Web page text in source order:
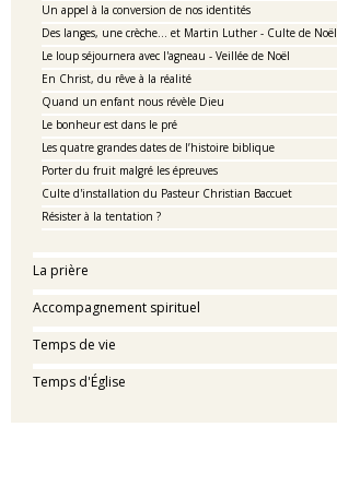
Un appel à la conversion de nos identités
Des langes, une crèche… et Martin Luther - Culte de Noël
Le loup séjournera avec l'agneau - Veillée de Noël
En Christ, du rêve à la réalité
Quand un enfant nous révèle Dieu
Le bonheur est dans le pré
Les quatre grandes dates de l’histoire biblique
Porter du fruit malgré les épreuves
Culte d'installation du Pasteur Christian Baccuet
Résister à la tentation ?
La prière
Accompagnement spirituel
Temps de vie
Temps d'Église